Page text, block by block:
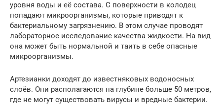
уровня воды и её состава. С поверхности в колодец
попадают микроорганизмы, которые приводят к
бактериальному загрязнению. В этом случае проводят
лабораторное исследование качества жидкости. На вид
она может быть нормальной и таить в себе опасные
микроорганизмы.
Артезианки доходят до известняковых водоносных
слоёв. Они располагаются на глубине больше 50 метров,
где не могут существовать вирусы и вредные бактерии.